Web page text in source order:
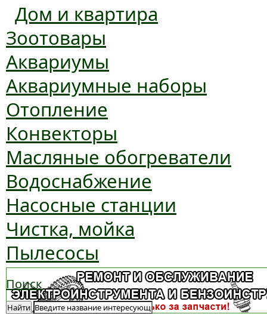
Дом и квартира
Зоотовары
Аквариумы
Аквариумные наборы
Отопление
Конвекторы
Масляные обогреватели
Водоснабжение
Насосные станции
Чистка, мойка
Пылесосы
Поиск
Найти